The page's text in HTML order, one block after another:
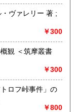
め、店舗での購
￥300
観 ＜筑摩叢書
￥300
ロフ峠事件」の
￥800